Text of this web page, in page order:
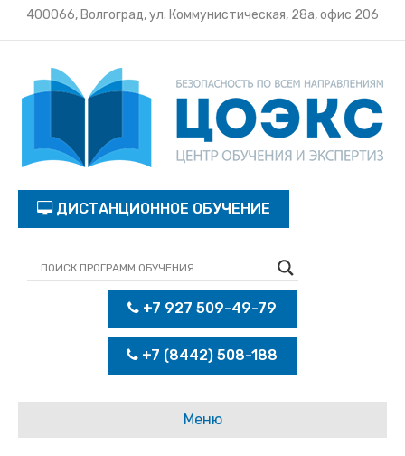
400066, Волгоград, ул. Коммунистическая, 28а, офис 206
ДИСТАНЦИОННОЕ ОБУЧЕНИЕ
+7 927 509-49-79
+7 (8442) 508-188
Меню